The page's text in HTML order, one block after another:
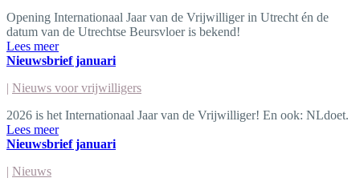
Opening Internationaal Jaar van de Vrijwilliger in Utrecht én de
datum van de Utrechtse Beursvloer is bekend!
Lees meer
Nieuwsbrief januari
| Nieuws voor vrijwilligers
2026 is het Internationaal Jaar van de Vrijwilliger! En ook: NLdoet.
Lees meer
Nieuwsbrief januari
| Nieuws